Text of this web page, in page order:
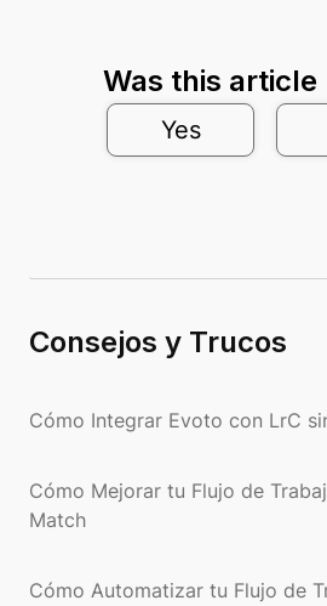
Was this
Yes
Consejos y Trucos
Cómo Integrar Evoto con LrC
Cómo Mejorar tu Flujo de
Match
Cómo Automatizar tu Flujo de